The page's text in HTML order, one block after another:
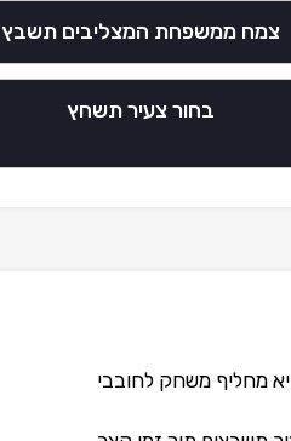
צמח ממשפחת המצליבים תשבץ
בחור צעיר תשחץ
מחליף משחק לחובבי